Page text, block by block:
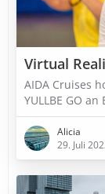
Virtual
AIDA Cruises
YULLBE GO an
Alicia
29. Juli